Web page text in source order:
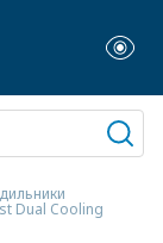
Dual Cooling